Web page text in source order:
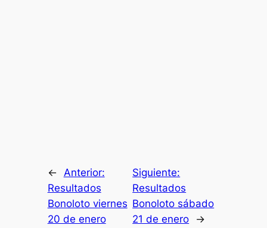
←
Anterior:
Resultados
Bonoloto viernes
20 de enero
Siguiente:
Resultados
Bonoloto sábado
21 de enero
→